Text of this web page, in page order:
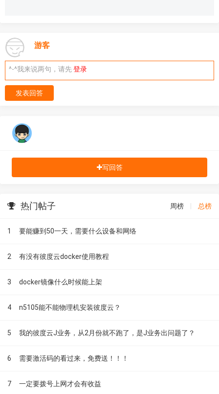
游客
^-^我来说两句，请先登录
发表回答
写回答
热门帖子 周榜 总榜
1 要能赚到50一天，需要什么设备和网络
2 有没有彼度云docker使用教程
3 docker镜像什么时候能上架
4 n5105能不能物理机安装彼度云？
5 我的彼度云J业务，从2月份就不跑了，是J业务出问题了？
6 需要激活码的看过来，免费送！！！
7 一定要拨号上网才会有收益